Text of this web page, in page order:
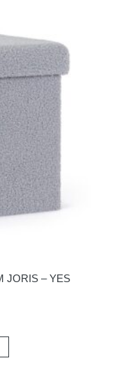
JORIS – YES